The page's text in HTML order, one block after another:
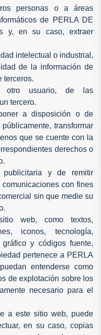
personas o a áreas
de PERLA DE
y, en su caso, extraer
intelectual o industrial,
de la información de
terceros.
otro usuario, de las
tercero.
a disposición o de
transformar
que se cuente con la
derechos o
publicitaria y de remitir
con fines
sin que medie su
web, como textos,
iconos, tecnología,
y códigos fuente,
pertenece a PERLA
entenderse como
de explotación sobre los
necesario para el
a este sitio web, puede
en su caso, copias